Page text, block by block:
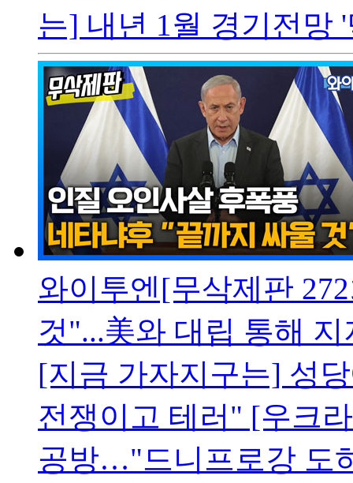
는] 내년 1월 경기전망
와이투엔[무삭제판
것"...美와 대립 통해
[지금 가자지구는] 성
전쟁이고 테러" [우크
공방…"드니프로강 도